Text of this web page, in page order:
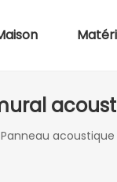
Panneau acoustique